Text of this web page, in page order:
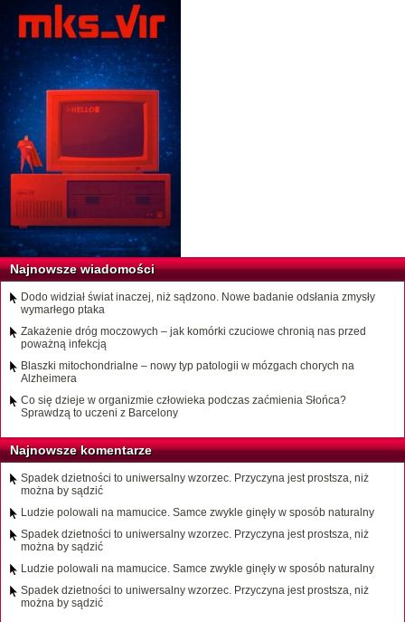
Najnowsze wiadomości
Dodo widział świat inaczej, niż sądzono. Nowe badanie odsłania zmysły
wymarłego ptaka
Zakażenie dróg moczowych – jak komórki czuciowe chronią nas przed
poważną infekcją
Blaszki mitochondrialne – nowy typ patologii w mózgach chorych na
Alzheimera
Co się dzieje w organizmie człowieka podczas zaćmienia Słońca?
Sprawdzą to uczeni z Barcelony
Najnowsze komentarze
Spadek dzietności to uniwersalny wzorzec. Przyczyna jest prostsza, niż
można by sądzić
Ludzie polowali na mamucice. Samce zwykle ginęły w sposób naturalny
Spadek dzietności to uniwersalny wzorzec. Przyczyna jest prostsza, niż
można by sądzić
Ludzie polowali na mamucice. Samce zwykle ginęły w sposób naturalny
Spadek dzietności to uniwersalny wzorzec. Przyczyna jest prostsza, niż
można by sądzić